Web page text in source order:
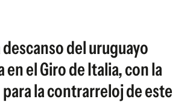
del uruguayo
en el Giro de Italia, con la
la contrarreloj de este